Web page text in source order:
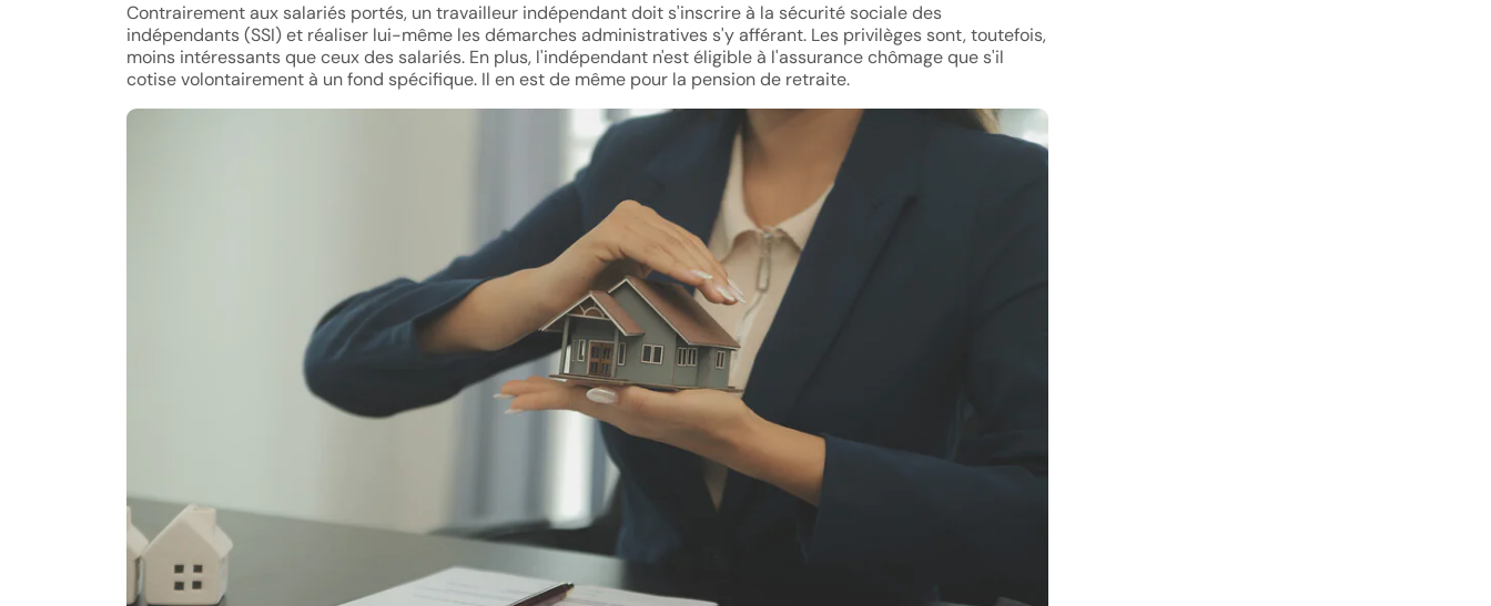
Contrairement aux salariés portés, un travailleur indépendant doit s'inscrire à la sécurité sociale des
indépendants (SSI) et réaliser lui-même les démarches administratives s'y afférant. Les privilèges sont, toutefois,
moins intéressants que ceux des salariés. En plus, l'indépendant n'est éligible à l'assurance chômage que s'il
cotise volontairement à un fond spécifique. Il en est de même pour la pension de retraite.